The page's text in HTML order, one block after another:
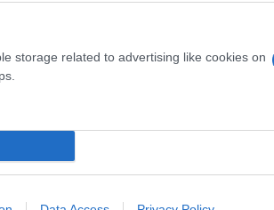
storage related to advertising like cookies on